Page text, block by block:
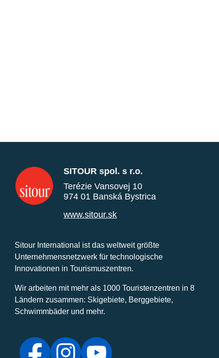
SITOUR spol. s r.o.
Terézie Vansovej 10
974 01 Banská Bystrica
www.sitour.sk
Sitour International ist das weltweit größte
Unternehmensnetzwerk für technologische
Innovationen in Tourismuszentren.
Wir arbeiten mit mehr als 1000 Touristenzentren in 8
Ländern zusammen: Skigebiete, Berggebiete,
Schwimmbäder und mehr.